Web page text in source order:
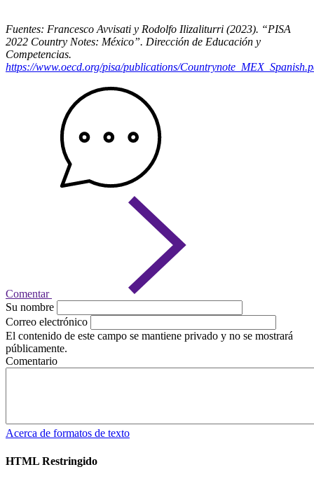
Fuentes: Francesco Avvisati y Rodolfo Ilizaliturri (2023). “PISA
2022 Country Notes: México”. Dirección de Educación y
Competencias.
https://www.oecd.org/pisa/publications/
Comentar
Su nombre
Correo electrónico
El contenido de este campo se mantiene privado y no se mostrará
públicamente.
Comentario
Acerca de formatos de texto
HTML Restringido